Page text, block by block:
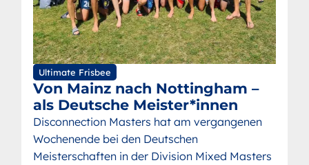
Ultimate Frisbee
Von Mainz nach Nottingham –
als Deutsche Meister*innen
Disconnection Masters hat am vergangenen
Wochenende bei den Deutschen
Meisterschaften in der Division Mixed Masters